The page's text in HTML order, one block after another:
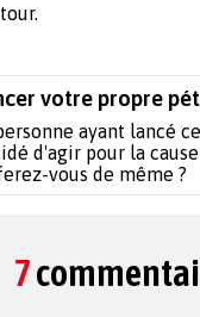
votre propre
ayant lancé
d'agir pour la
vous de même ?
7